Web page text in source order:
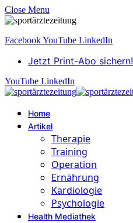
Close Menu
FacebookYouTube LinkedIn
Jetzt Print-Abo sichern!
YouTube LinkedIn
Home
Artikel
Therapie
Training
Operation
Ernährung
Kardiologie
Psychologie
Health Mediathek